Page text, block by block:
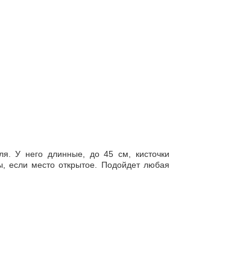
У него длинные, до 45 см, кисточки
если место открытое. Подойдет любая